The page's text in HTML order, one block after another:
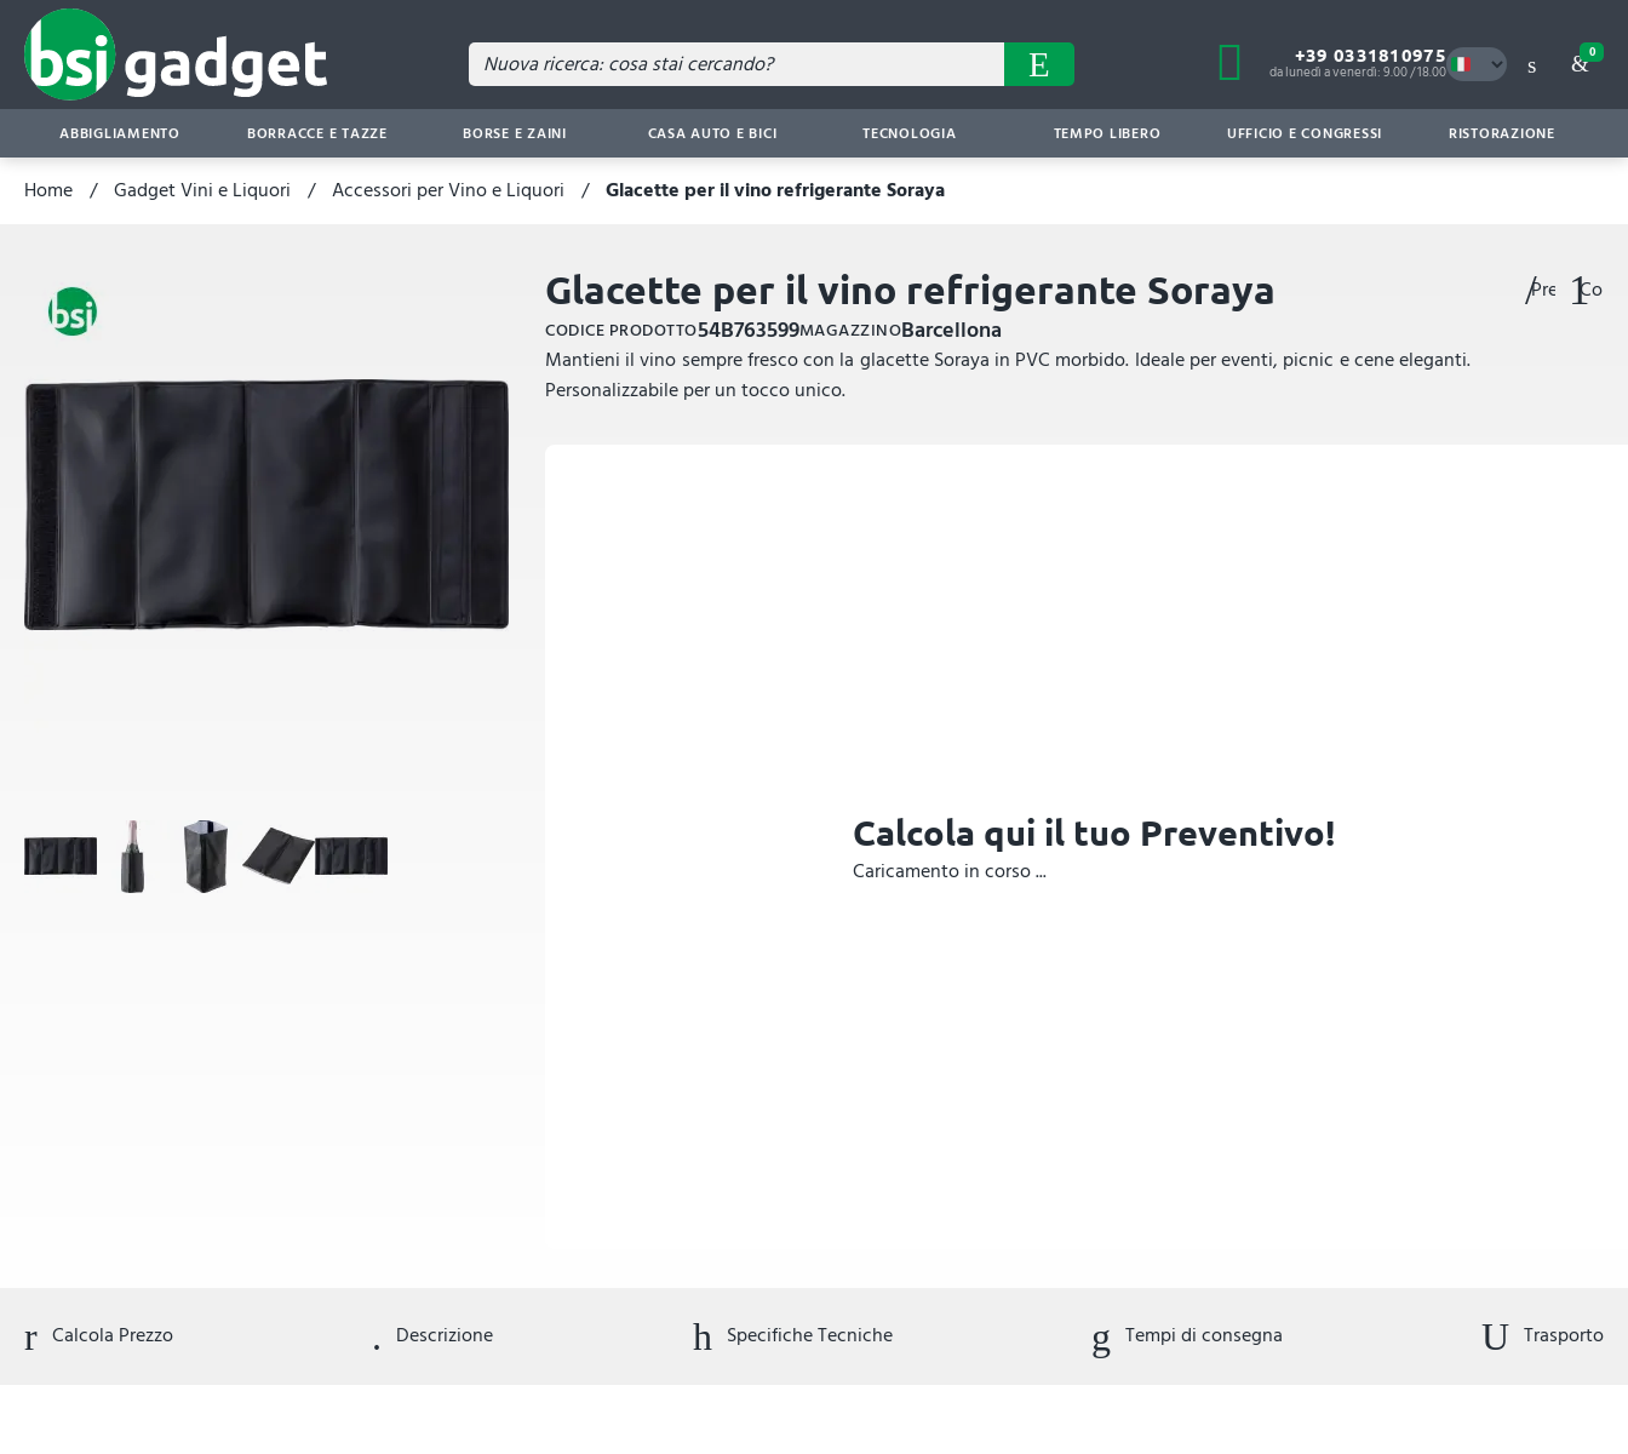
+39 0331810975
da lunedì a venerdì: 9.00 / 18.00
0
ABBIGLIAMENTO BORRACCE E TAZZE BORSE E ZAINI CASA AUTO E BICI TECNOLOGIA TEMPO LIBERO UFFICIO E CONGRESSI RISTORAZIONE
Home Gadget Vini e Liquori Accessori per Vino e Liquori Glacette per il vino refrigerante Soraya
Glacette per il vino refrigerante Soraya
CODICE PRODOTTO54B763599MAGAZZINOBarcellona
Mantieni il vino sempre fresco con la glacette Soraya in PVC morbido. Ideale per eventi, picnic e cene eleganti.
Personalizzabile per un tocco unico.
Preferiti
Calcola qui il tuo Preventivo!
Caricamento in corso ...
Calcola Prezzo Descrizione Specifiche Tecniche Tempi di consegna Trasporto